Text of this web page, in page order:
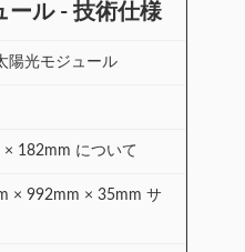
ール - 技術仕様
陽光モジュール
× 182mm について
× 992mm × 35mm サ